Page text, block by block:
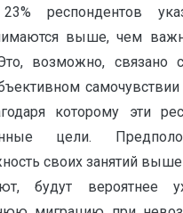
респондентов
выше, чем
возможно, связано
самочувствии
которому эти
цели.
своих занятий
будут вероятнее